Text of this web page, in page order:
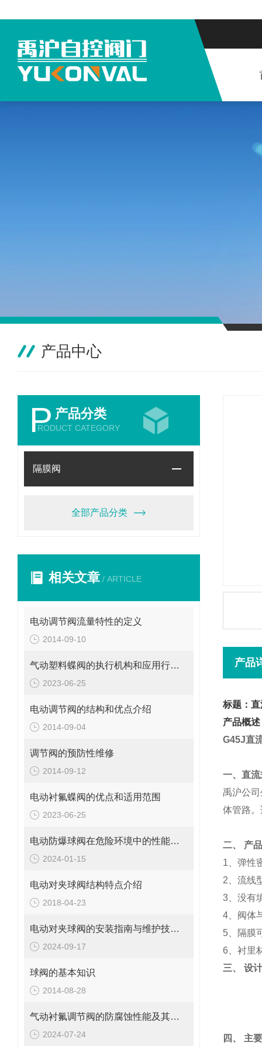
产品中心
P 产品分类
RODUCT CATEGORY
隔膜阀
全部产品分类
相关文章 / ARTICLE
电动调节阀流量特性的定义
2014-09-10
气动塑料蝶阀的执行机构和应用行业说明
2023-06-25
电动调节阀的结构和优点介绍
2014-09-04
调节阀的预防性维修
2014-09-12
电动衬氟蝶阀的优点和适用范围
2023-06-25
电动防爆球阀在危险环境中的性能优势
2024-01-15
电动对夹球阀结构特点介绍
2018-04-23
电动对夹球阀的安装指南与维护技巧说明
2024-09-17
球阀的基本知识
2014-08-28
气动衬氟调节阀的防腐蚀性能及其优势概述
2024-07-24
产品
标题：
产品概述
G45J直
一、 直
禹沪公
体管路
二、
产
1 、弹
2 、流
3 、没
4 、阀
5 、隔
6 、衬
三、
设
四、 主